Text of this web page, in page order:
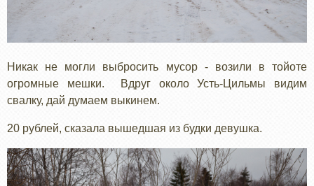
Никак не могли выбросить мусор - возили в тойоте
огромные мешки. Вдруг около Усть-Цильмы видим
свалку, дай думаем выкинем.
20 рублей, сказала вышедшая из будки девушка.